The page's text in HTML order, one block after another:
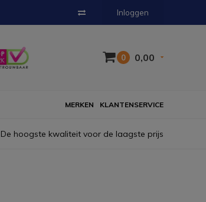
Inloggen
0 0,00
KLANTENSERVICE
MERKEN
De hoogste kwaliteit voor de laagste prijs